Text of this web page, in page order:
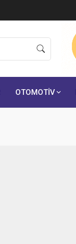
OTOMOTİV